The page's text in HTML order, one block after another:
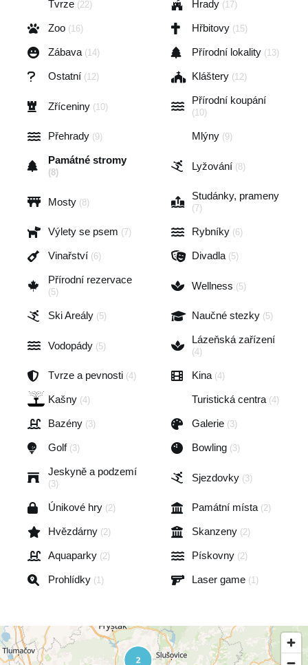
Tvrze (22) Hrady (17)
Zoo (16) Hřbitovy (15)
Zábava (14) Přírodní lokality (13)
Ostatní (12) Kláštery (12)
Zříceniny (10)
Přírodní koupání
(10)
Přehrady (9) Mlýny (9)
Památné stromy
(8)
Lyžování (8)
Mosty (8)
Studánky, prameny
(7)
Výlety se psem (7) Rybníky (6)
Vinařství (6) Divadla (5)
Přírodní rezervace
(5)
Wellness (5)
Ski Areály (5) Naučné stezky (5)
Vodopády (5)
Lázeňská zařízení
(4)
Tvrze a pevnosti (4) Kina (4)
Kašny (4) Turistická centra (4)
Bazény (3) Galerie (3)
Golf (3) Bowling (3)
Jeskyně a podzemí
(3)
Sjezdovky (3)
Únikové hry (2) Památní místa (2)
Hvězdárny (2) Skanzeny (2)
Aquaparky (2) Pískovny (2)
Prohlídky (1) Laser game (1)